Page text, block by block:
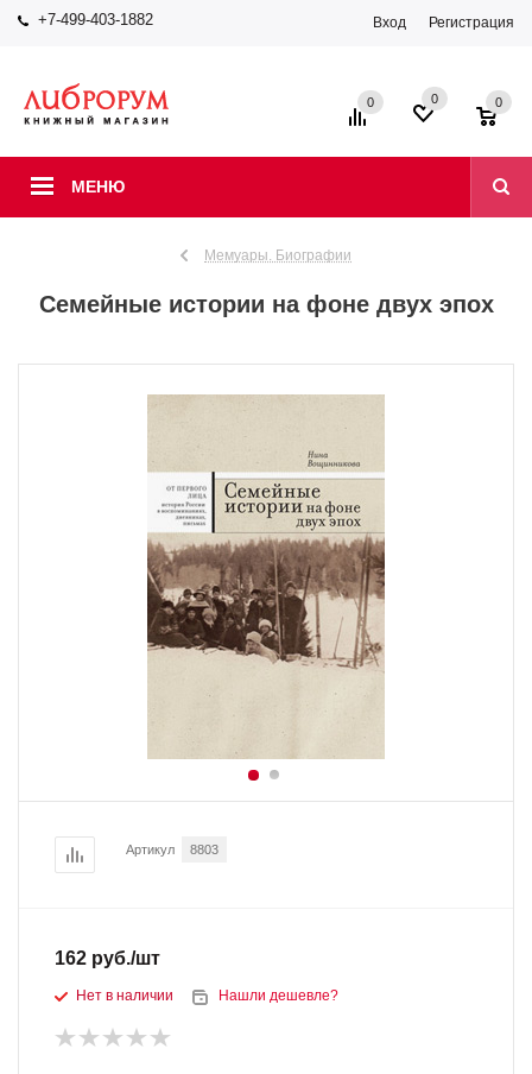
+7-499-403-1882 Вход Регистрация
МЕНЮ
0 0 0
Мемуары. Биографии
Семейные истории на фоне двух эпох
Артикул 8803
162 руб./шт
Нет в наличии Нашли дешевле?